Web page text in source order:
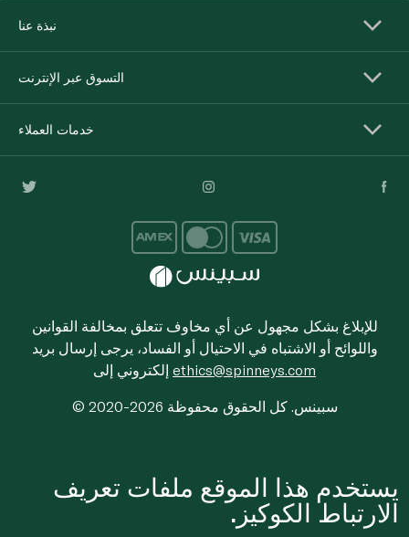
نبذة عنا
التسوق عبر الإنترنت
خدمات العملاء
للإبلاغ بشكل مجهول عن أي مخاوف تتعلق بمخالفة القوانين
واللوائح أو الاشتباه في الاحتيال أو الفساد، يرجى إرسال بريد
ethics@spinneys.com
© 2020-2026 سبينس. كل الحقوق محفوظة
يستخدم هذا الموقع ملفات تعريف
الارتباط الكوكيز.